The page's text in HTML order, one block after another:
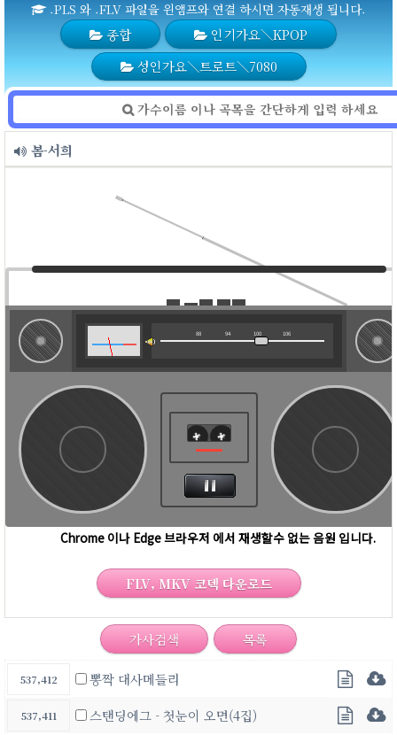
.PLS 와 .FLV 파일을 윈앰프와 연결 하시면 자동재생 됩니다.
종합
인기가요＼KPOP
성인가요＼트로트＼7080
봄-서희
FLV, MKV 코덱 다운로드
가사검색 목록
537,412 뽕짝 대사메들리
537,411 스탠딩에그 - 첫눈이 오면(4집)